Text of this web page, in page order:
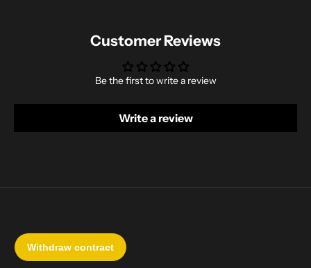
Customer Reviews
Be the first to write a review
Write a review